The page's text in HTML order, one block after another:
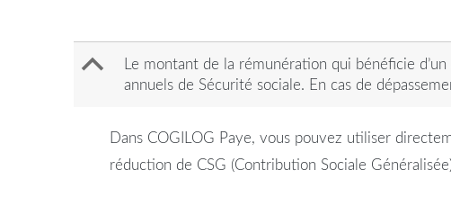
B
Le montant de la rémunération qui bénéficie
annuels de Sécurité sociale. En cas de
Dans COGILOG Paye, vous pouvez utiliser
réduction de CSG (Contribution Sociale